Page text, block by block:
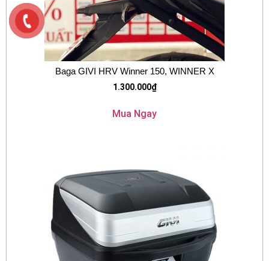
Baga GIVI HRV Winner 150, WINNER X
1.300.000₫
Mua Ngay